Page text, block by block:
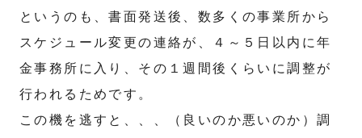
というのも、書面発送後、数多くの事業所から
スケジュール変更の連絡が、４～５日以内に年
金事務所に入り、その１週間後くらいに調整が
行われるためです。
この機を逃すと、、、（良いのか悪いのか）調